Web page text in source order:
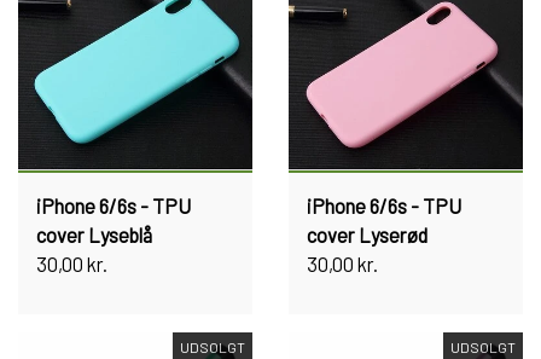
iPhone 6/6s - TPU
cover Lyseblå
30,00 kr.
iPhone 6/6s - TPU
cover Lyserød
30,00 kr.
UDSOLGT UDSOLGT